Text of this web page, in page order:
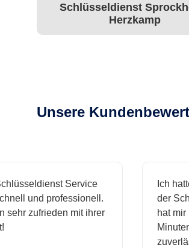
Schlüsseldienst
Herzkamp
Unsere
Service
und professionell.
zufrieden mit ihrer
Ich
der
hat mir